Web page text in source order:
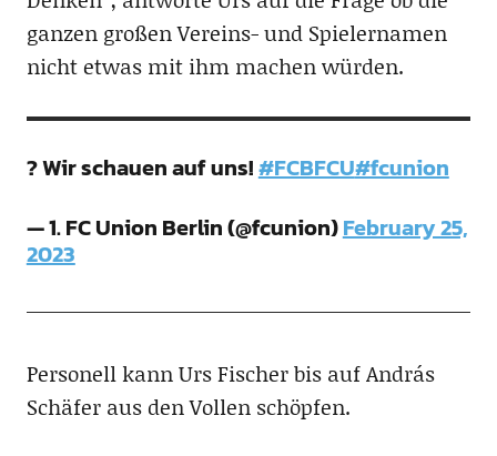
ganzen großen Vereins- und Spielernamen
nicht etwas mit ihm machen würden.
? Wir schauen auf uns!#FCBFCU#fcunion
— 1. FC Union Berlin (@fcunion)February 25,
2023
Personell kann Urs Fischer bis auf András
Schäfer aus den Vollen schöpfen.